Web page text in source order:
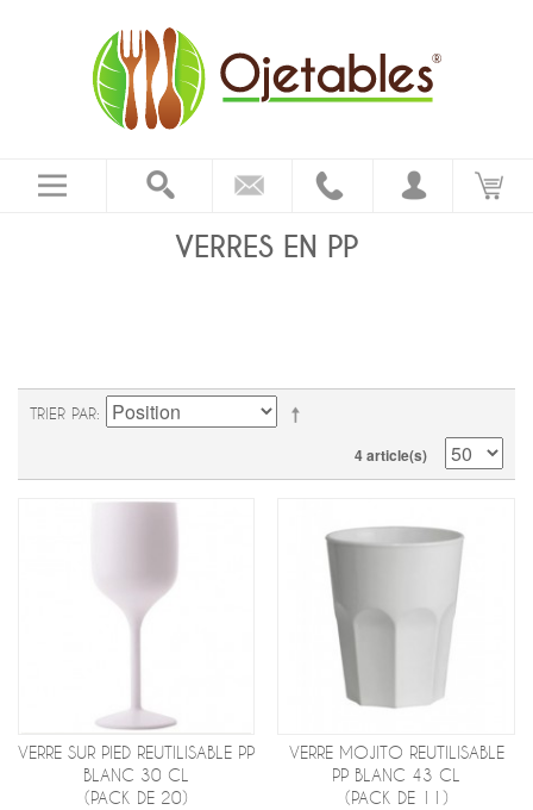
VERRES EN PP
TRIER PAR
4 article(s)
VERRE SUR PIED REUTILISABLE PP
BLANC 30 CL
(PACK DE 20)
VERRE MOJITO REUTILISABLE
PP BLANC 43 CL
(PACK DE 11)